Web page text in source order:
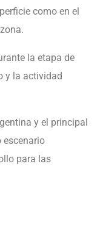
como en el
la etapa de
y la actividad
y el principal
escenario
para las